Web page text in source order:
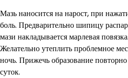
Мазь наносится на нарост, при
боль. Предварительно шипицу
мази накладывается марлевая
Желательно утеплить проблемное
ночь. Прижечь образование повторно
суток.